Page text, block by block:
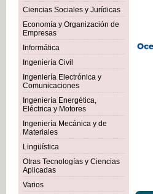
Ciencias Sociales y Jurídicas
Economía y Organización de
Empresas
Informática
Ingeniería Civil
Ingeniería Electrónica y
Comunicaciones
Ingeniería Energética,
Eléctrica y Motores
Ingeniería Mecánica y de
Materiales
Lingüística
Otras Tecnologías y Ciencias
Aplicadas
Varios